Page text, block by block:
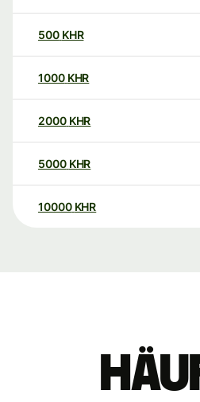
500 KHR
1000 KHR
2000 KHR
5000 KHR
10000 KHR